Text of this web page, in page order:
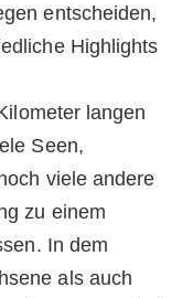
entscheiden,
Highlights
langen
Seen,
viele andere
zu einem
In dem
als auch